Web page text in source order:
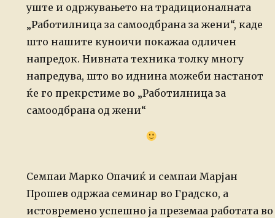
уште и одржувањето на традиционалната
„Работилница за самоодбрана за жени“, каде
што нашите куноичи покажаа одличен
напредок. Нивната техника толку многу
напредува, што во иднина можеби настанот
ќе го прекрстиме во „Работилница за
самоодбрана од жени“
Семпаи Марко Опачиќ и семпаи Марјан
Прошев одржаа семинар во Градско, а
истовремено успешно ја преземаа работата во